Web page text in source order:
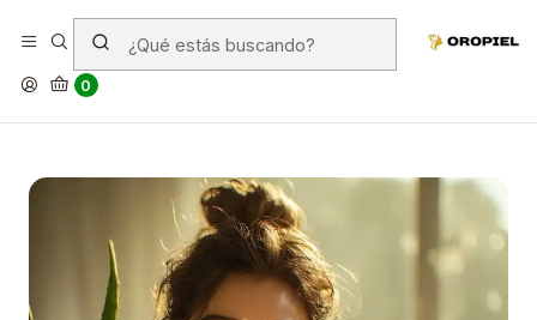
0
3 principales beneficios de las
cremas con aloe vera